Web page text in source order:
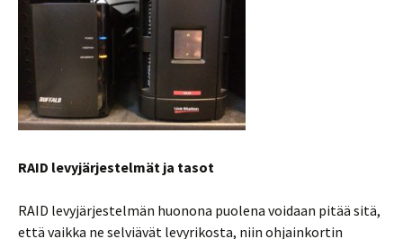
RAID levyjärjestelmät ja tasot
RAID levyjärjestelmän huonona puolena voidaan pitää sitä,
että vaikka ne selviävät levyrikosta, niin ohjainkortin